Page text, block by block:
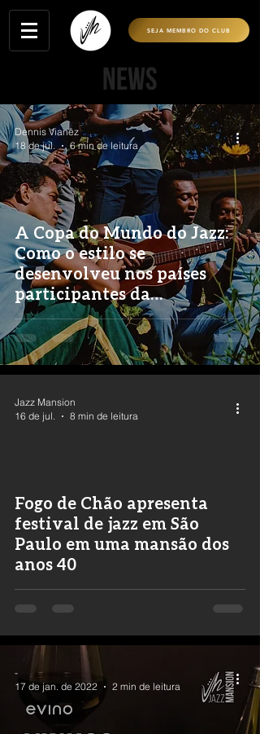
SEJA MEMBRO DO CLUB
news
A Copa do Mundo do Jazz:
Como o estilo se
desenvolveu nos países
participantes da
competição
Dennis Vianêz
18 de jul.
6 min de leitura
Fogo de Chão apresenta
festival de jazz em São
Paulo em uma mansão dos
anos 40
Jazz Mansion
16 de jul.
8 min de leitura
-
17 de jan. de 2022
2 min de leitura